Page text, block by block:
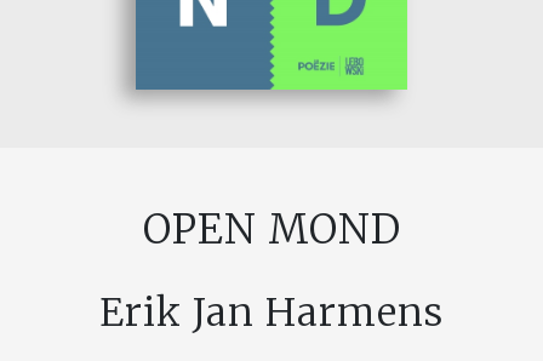
OPEN MOND
Erik Jan Harmens